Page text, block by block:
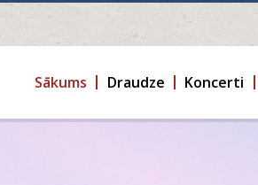
Sākums Draudze Koncerti